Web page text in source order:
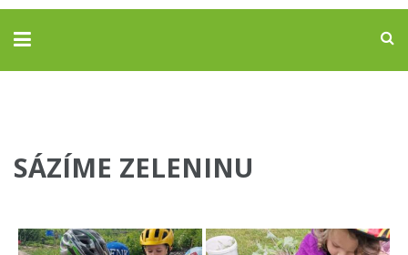
SÁZÍME ZELENINU